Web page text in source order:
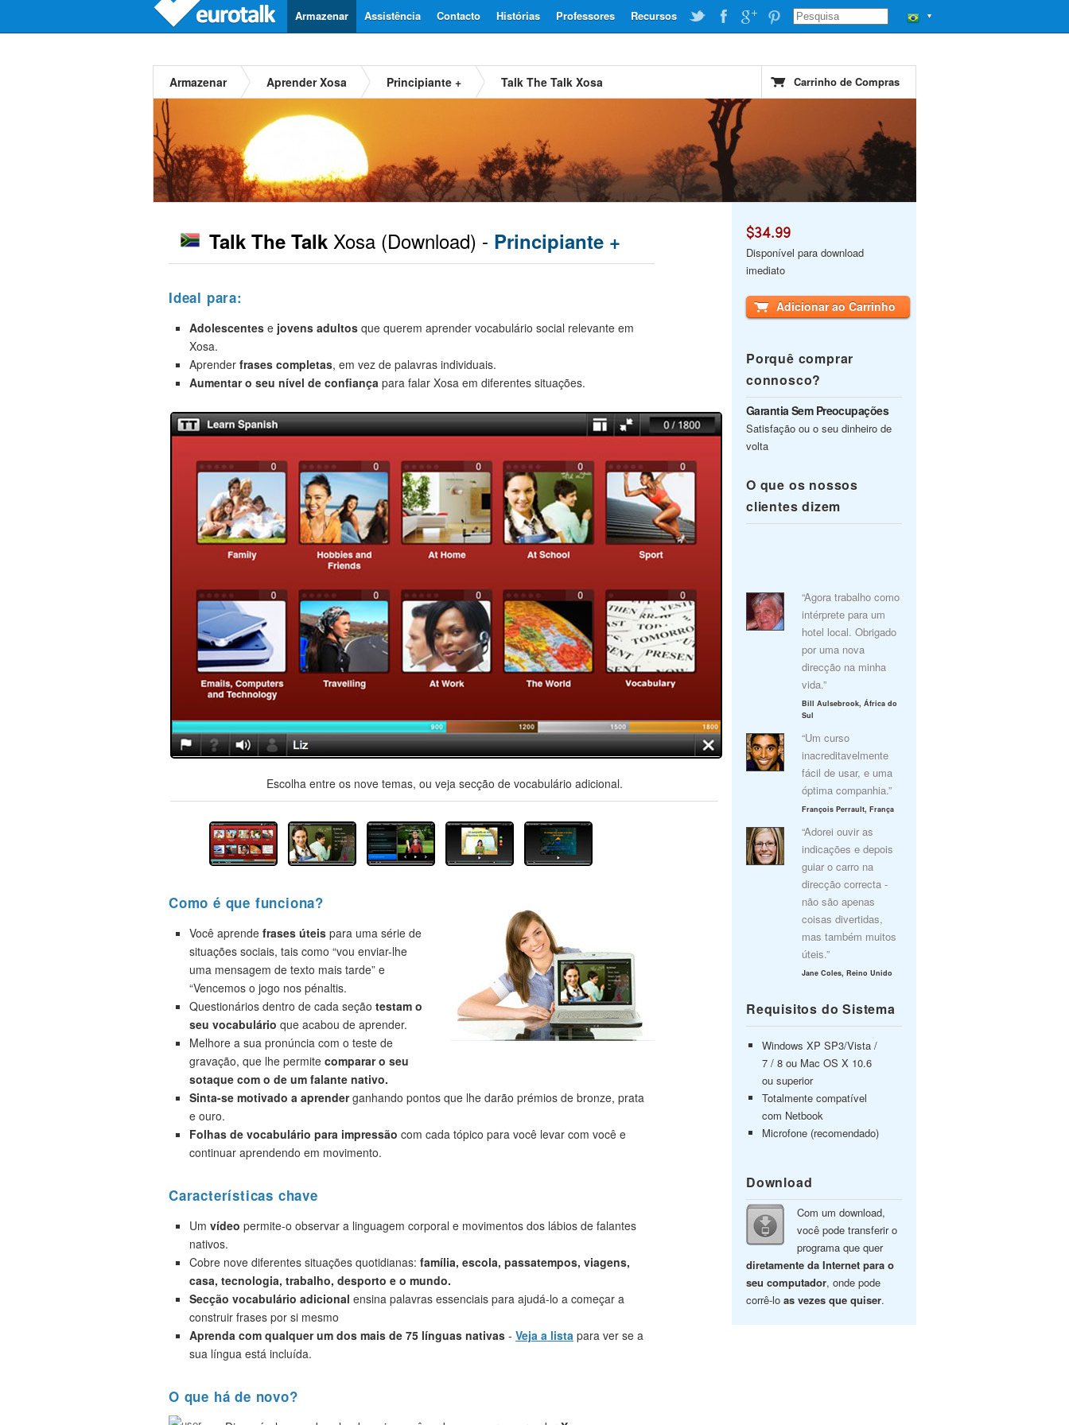
▼
Recursos
Professores
Histórias
Contacto
Assistência
Armazenar
Armazenar Aprender Xosa Principiante + Talk The Talk Xosa Carrinho de Compras
Talk The Talk Xosa (Download) - Principiante +
Ideal para:
Adolescentes e jovens adultos que querem aprender vocabulário social relevante em
Xosa.
Aprender frases completas, em vez de palavras individuais.
Aumentar o seu nível de confiança para falar Xosa em diferentes situações.
Escolha entre os nove temas, ou veja secção de vocabulário adicional.
Como é que funciona?
Você aprende frases úteis para uma série de
situações sociais, tais como “vou enviar-lhe
uma mensagem de texto mais tarde” e
“Vencemos o jogo nos pénaltis.
Questionários dentro de cada seção testam o
seu vocabulário que acabou de aprender.
Melhore a sua pronúncia com o teste de
gravação, que lhe permite comparar o seu
sotaque com o de um falante nativo.
Sinta-se motivado a aprenderganhando pontos que lhe darão prémios de bronze, prata
e ouro.
Folhas de vocabulário para impressão com cada tópico para você levar com você e
continuar aprendendo em movimento.
Características chave
Um vídeo permite-o observar a linguagem corporal e movimentos dos lábios de falantes
nativos.
Cobre nove diferentes situações quotidianas: família, escola, passatempos, viagens,
casa, tecnologia, trabalho, desporto e o mundo.
Secção vocabulário adicional ensina palavras essenciais para ajudá-lo a começar a
construir frases por si mesmo
Aprenda com qualquer um dos mais de 75 línguas nativas - Veja a lista para ver se a
sua língua está incluída.
O que há de novo?
$34.99
Disponível para download
imediato
Adicionar ao Carrinho
Porquê comprar
connosco?
Garantia Sem Preocupações
Satisfação ou o seu dinheiro de
volta
O que os nossos
clientes dizem
“Agora trabalho como
intérprete para um
hotel local. Obrigado
por uma nova
direcção na minha
vida.”
Bill Aulsebrook, África do
Sul
“Um curso
inacreditavelmente
fácil de usar, e uma
óptima companhia.”
François Perrault, França
“Adorei ouvir as
indicações e depois
guiar o carro na
direcção correcta -
não são apenas
coisas divertidas,
mas também muitos
úteis.”
Jane Coles, Reino Unido
Requisitos do Sistema
Windows XP SP3/Vista /
7 / 8 ou Mac OS X 10.6
ou superior
Totalmente compatível
com Netbook
Microfone (recomendado)
Download
Com um download,
você pode transferir o
programa que quer
diretamente da Internet para o
seu computador, onde pode
corrê-lo as vezes que quiser.